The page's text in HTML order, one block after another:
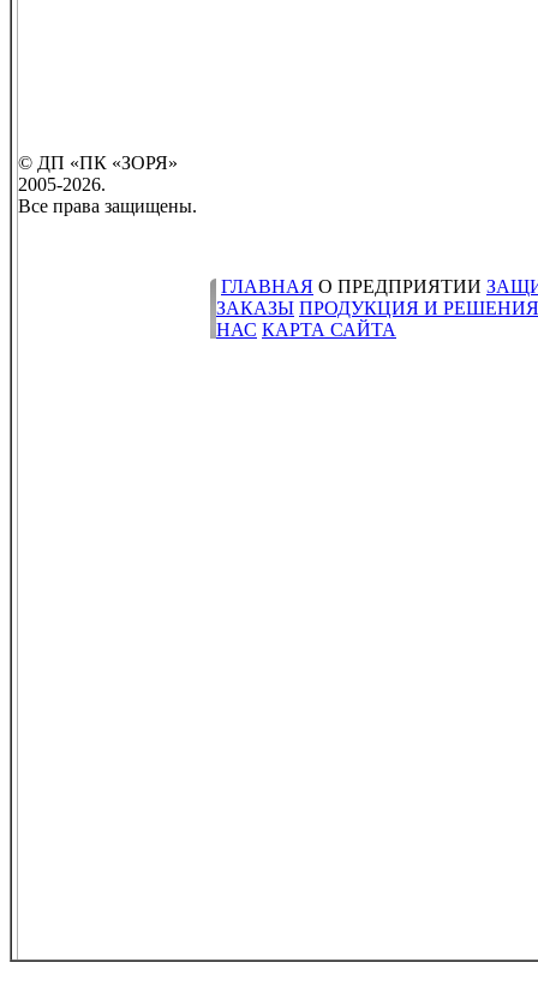
© ДП «ПК «ЗОРЯ»
2005-2026.
Все права защищены.
ГЛАВНАЯ О ПРЕДПРИЯТИИ
ЗАКАЗЫ ПРОДУКЦИЯ И РЕШЕНИЯ
НАС КАРТА САЙТА